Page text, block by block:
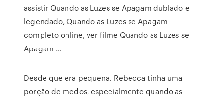
assistir Quando as Luzes se Apagam dublado e
legendado, Quando as Luzes se Apagam
completo online, ver filme Quando as Luzes se
Apagam …
Desde que era pequena, Rebecca tinha uma
porção de medos, especialmente quando as